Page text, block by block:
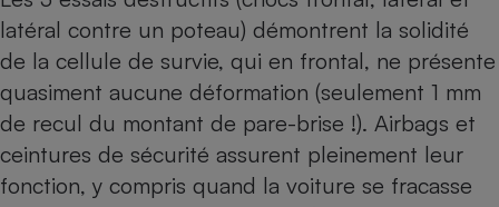
latéral contre un poteau) démontrent la solidité
de la cellule de survie, qui en frontal, ne présente
quasiment aucune déformation (seulement 1 mm
de recul du montant de pare-brise !). Airbags et
ceintures de sécurité assurent pleinement leur
fonction, y compris quand la voiture se fracasse